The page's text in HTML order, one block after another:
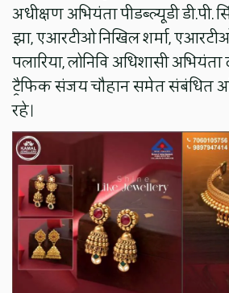
अधीक्षण अभियंता पीडब्ल्यूडी
झा, एआरटीओ निखिल शर्मा,
पलारिया, लोनिवि अधिशासी
ट्रैफिक संजय चौहान समेत संबंधित
रहे।